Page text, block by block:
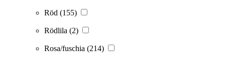
Röd (155)
Rödlila (2)
Rosa/fuschia (214)